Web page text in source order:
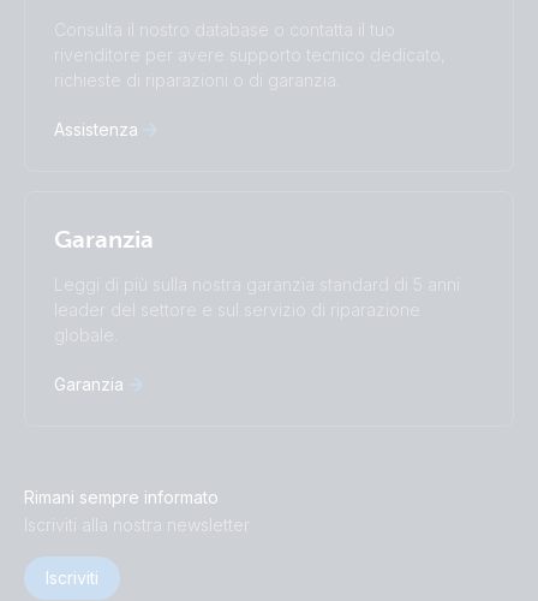
Türkçe
Ελληνικά
Русский
Українська
中國人
Consulta il nostro database o contatta il tuo
rivenditore per avere supporto tecnico dedicato,
richieste di riparazioni o di garanzia.
Assistenza
Garanzia
Leggi di più sulla nostra garanzia standard di 5 anni
leader del settore e sul servizio di riparazione
globale.
Garanzia
Rimani sempre informato
Iscriviti alla nostra newsletter
Iscriviti